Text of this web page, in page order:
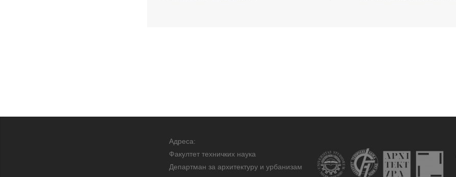
Адреса:
Факултет техничких наука
Департман за архитектуру и урбанизам